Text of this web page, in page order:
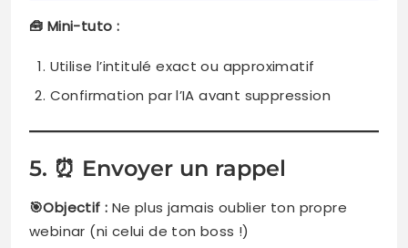
🧰 Mini-tuto :
Utilise l’intitulé exact ou approximatif
Confirmation par l’IA avant suppression
5. ⏰ Envoyer un rappel
🎯Objectif : Ne plus jamais oublier ton propre
webinar (ni celui de ton boss !)